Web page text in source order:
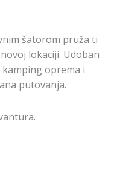
šatorom pruža ti
lokaciji. Udoban
oprema i
putovanja.